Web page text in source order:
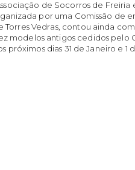
de Socorros de
por uma Comissão de
Vedras, contou ainda
modelos antigos cedidos pelo
próximos dias 31 de Janeiro e 1